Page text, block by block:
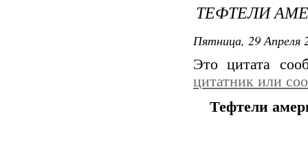
ТЕФТЕЛИ
Пятница, 29 Апреля
Это цитата
цитатник или
Тефтели